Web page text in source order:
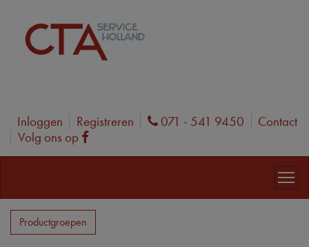
Inloggen Registreren Phone
071 - 541 9450
Contact
Volg ons op
Facebook
Productgroepen